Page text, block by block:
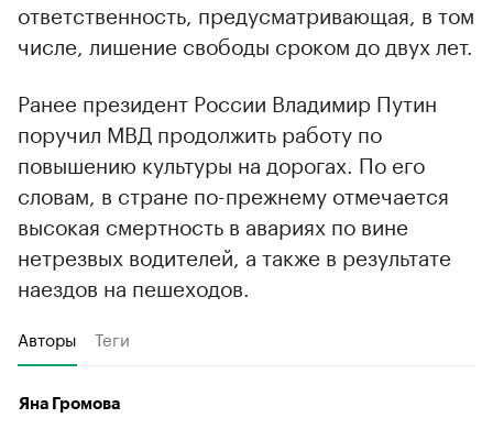
ответственность, предусматривающая, в том
числе, лишение свободы сроком до двух лет.
Ранее президент России Владимир Путин
поручил МВД продолжить работу по
повышению культуры на дорогах. По его
словам, в стране по-прежнему отмечается
высокая смертность в авариях по вине
нетрезвых водителей, а также в результате
наездов на пешеходов.
Авторы Теги
Яна Громова